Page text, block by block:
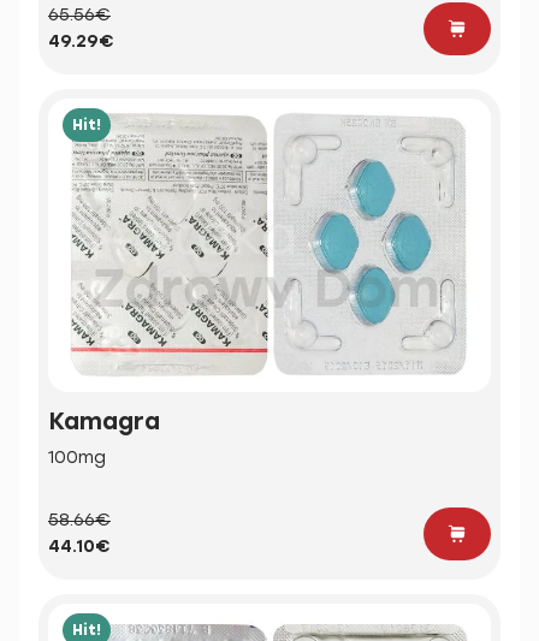
65.56€
49.29€
Hit!
Kamagra
100mg
58.66€
44.10€
Hit!